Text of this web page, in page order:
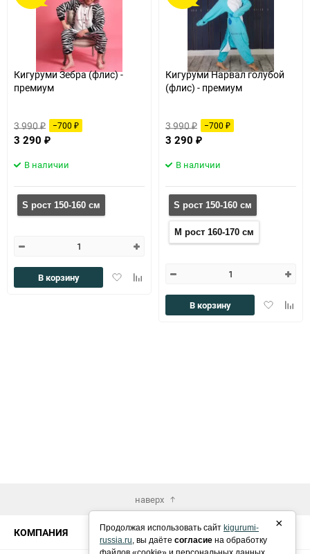
Кигуруми Зебра (флис) -
премиум
3 990₽ −700 ₽
3 290 ₽
В наличии
S рост 150-160 см
ДобавитьДобавить
В корзину
Кигуруми Нарвал голубой
(флис) - премиум
3 990₽ −700 ₽
3 290 ₽
В наличии
S рост 150-160 см
M рост 160-170 см
Добавить
В корзину
наверх
КОМПАНИЯ Продолжая использовать сайт kigurumi-
russia.ru, вы даёте согласие на обработку
×